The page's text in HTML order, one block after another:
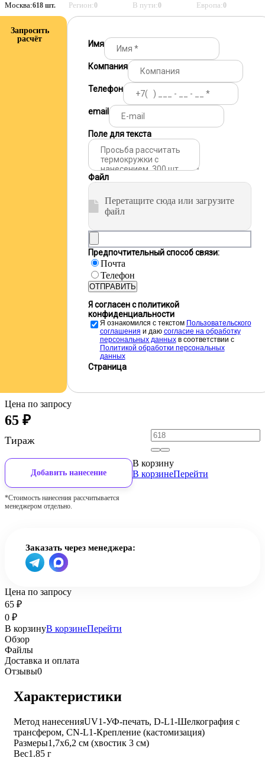
Москва:618 шт. Регион:0 В пути:0 Европа:0
Запросить
расчёт
Имя
Компания
Телефон
email
Поле для текста
Файл
Перетащите сюда или загрузите
файл
Предпочтительный способ связи:
Почта
Телефон
ОТПРАВИТЬ
Я согласен с политикой
конфиденциальности
Я ознакомился с текстом Пользовательского
соглашения и даю cогласие на обработку
персональных данныхв соответствии с
Политикой обработки персональных
данных
Страница
Цена по запросу
65 ₽
Тираж
Добавить нанесение
*Стоимость нанесения рассчитывается
менеджером отдельно.
В корзину
В корзинеПерейти
Заказать через менеджера:
Цена по запросу
65 ₽
0 ₽
В корзинуВ корзинеПерейти
Обзор
Файлы
Доставка и оплата
Отзывы0
Характеристики
Метод нанесенияUV1-УФ-печать, D-L1-Шелкография с
трансфером, CN-L1-Крепление (кастомизация)
Размеры1,7х6,2 см (хвостик 3 см)
Вес1.85 г